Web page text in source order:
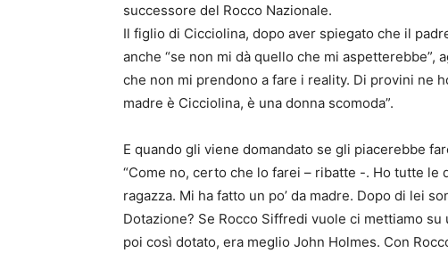
successore del Rocco Nazionale.
Il figlio di Cicciolina, dopo aver spiegato che il
anche “se non mi dà quello che mi aspetterebbe”,
che non mi prendono a fare i reality. Di provini ne
madre è Cicciolina, è una donna scomoda”.
E quando gli viene domandato se gli piacerebbe
“Come no, certo che lo farei – ribatte -. Ho tutte
ragazza. Mi ha fatto un po’ da madre. Dopo di lei
Dotazione? Se Rocco Siffredi vuole ci mettiamo
poi così dotato, era meglio John Holmes. Con